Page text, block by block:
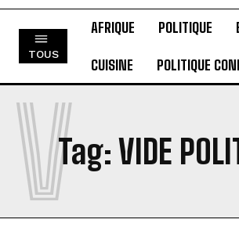
TOUS
AFRIQUE POLITIQUE
CUISINE POLITIQUE
Tag: VIDE
V